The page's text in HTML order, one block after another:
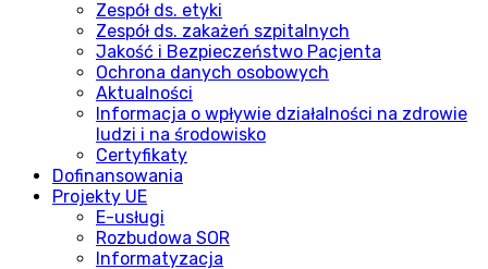
Zespół ds. etyki
Zespół ds. zakażeń szpitalnych
Jakość i Bezpieczeństwo Pacjenta
Ochrona danych osobowych
Aktualności
Informacja o wpływie działalności na zdrowie
ludzi i na środowisko
Certyfikaty
Dofinansowania
Projekty UE
E-usługi
Rozbudowa SOR
Informatyzacja